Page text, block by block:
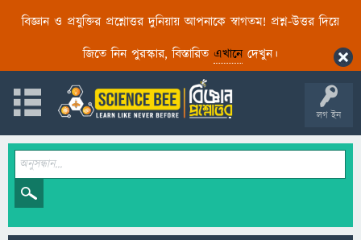
বিজ্ঞান ও প্রযুক্তির প্রশ্নোত্তর দুনিয়ায় আপনাকে স্বাগতম! প্রশ্ন-উত্তর দিয়ে
জিতে নিন পুরস্কার, বিস্তারিত এখানেদেখুন।
লগ ইন